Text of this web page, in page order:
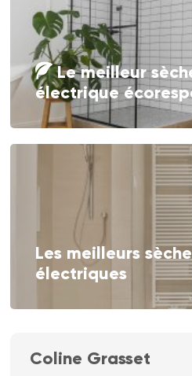
Le meilleur
électrique
Les meilleurs
électriques
Coline Grasset